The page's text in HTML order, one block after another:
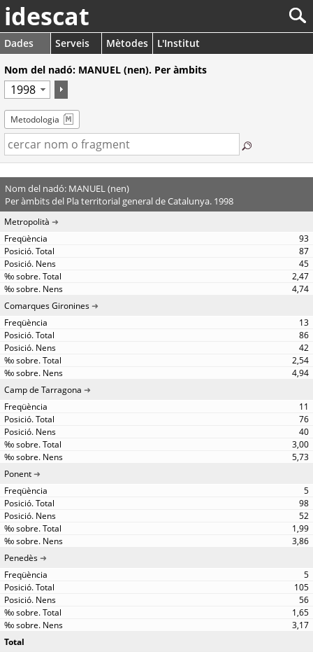
idescat
Dades Serveis Mètodes
L'Institut
Nom del nadó: MANUEL (nen). Per àmbits
Metodologia
Nom del nadó: MANUEL (nen)
Per àmbits del Pla territorial general de Catalunya. 1998
Metropolità
93
87
45
2,47
4,74
Comarques Gironines
13
86
42
2,54
4,94
Camp de Tarragona
11
76
40
3,00
5,73
Ponent
5
98
52
1,99
3,86
Penedès
5
105
56
1,65
3,17
Total